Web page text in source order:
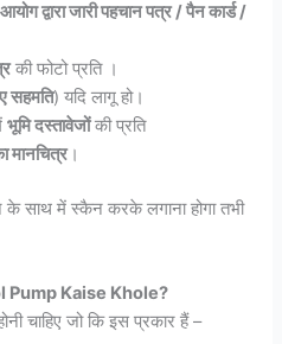
द्वारा जारी पहचान पत्र / पैन कार्ड /
की फोटो प्रति ।
सहमति) यदि लागू हो।
भूमि दस्तावेजोंकी प्रति
मानचित्र।
साथ में स्कैन करके लगाना होगा तभी
Kaise Khole?
चाहिए जो कि इस प्रकार हैं –